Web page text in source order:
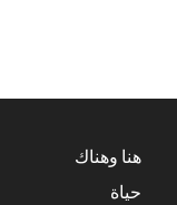
هنا وهناك
حياة